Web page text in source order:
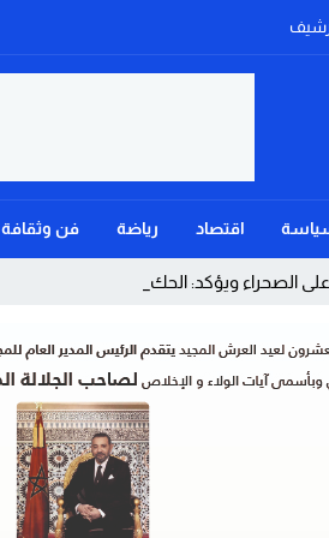
اقتصاد رياضة فن وثقافة
ويؤكد: الحكم الذاتي هو الأ _